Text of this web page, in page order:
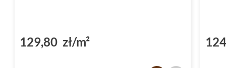
129,80 zł/m²